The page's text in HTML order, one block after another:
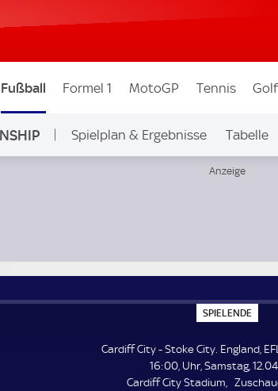
Fußball Formel 1 MotoGP Tennis Golf
Spielplan & Ergebnisse Tabelle
SPIELENDE
P
E
L
E
N
Cardiff City - Stoke City. England,
16:00, Uhr, Samstag,
Cardiff City Stadium